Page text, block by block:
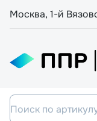
Москва, 1-й